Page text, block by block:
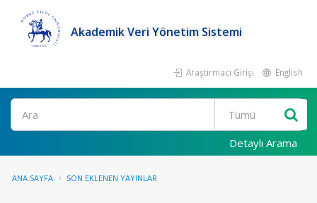
Akademik Veri Yönetim Sistemi
Araştırmacı Girişi English
Ara
Detaylı Arama
ANA SAYFA SON EKLENEN YAYINLAR